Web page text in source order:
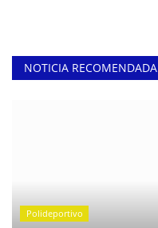
NOTICIA RECOMENDADA
Polideportivo